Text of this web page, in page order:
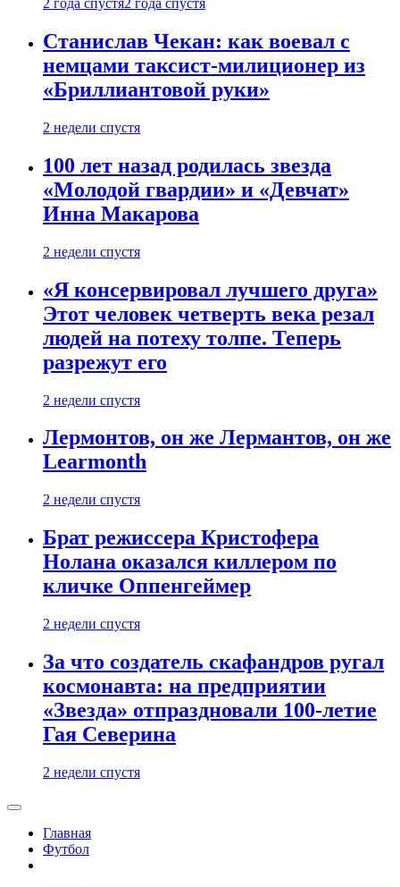
2 года спустя2 года спустя
Станислав Чекан: как воевал с
немцами таксист-милиционер из
«Бриллиантовой руки»
2 недели спустя
100 лет назад родилась звезда
«Молодой гвардии» и «Девчат»
Инна Макарова
2 недели спустя
«Я консервировал лучшего друга»
Этот человек четверть века резал
людей на потеху толпе. Теперь
разрежут его
2 недели спустя
Лермонтов, он же Лермантов, он же
Learmonth
2 недели спустя
Брат режиссера Кристофера
Нолана оказался киллером по
кличке Оппенгеймер
2 недели спустя
За что создатель скафандров ругал
космонавта: на предприятии
«Звезда» отпраздновали 100-летие
Гая Северина
2 недели спустя
Главная
Футбол